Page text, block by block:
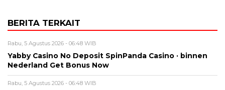
BERITA TERKAIT
Rabu, 5 Agustus 2026 - 06:48 WIB
Yabby Casino No Deposit SpinPanda Casino · binnen
Nederland Get Bonus Now
Rabu, 5 Agustus 2026 - 06:48 WIB